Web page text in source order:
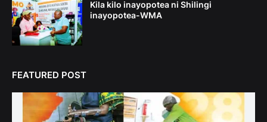
Kila kilo inayopotea ni Shilingi
inayopotea-WMA
FEATURED POST